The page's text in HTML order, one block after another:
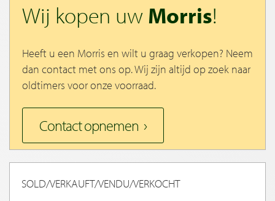
Wij kopen uw Morris!
Heeft u een Morris en wilt u graag verkopen? Neem
dan contact met ons op. Wij zijn altijd op zoek naar
oldtimers voor onze voorraad.
Contact opnemen
SOLD/VERKAUFT/VENDU/VERKOCHT